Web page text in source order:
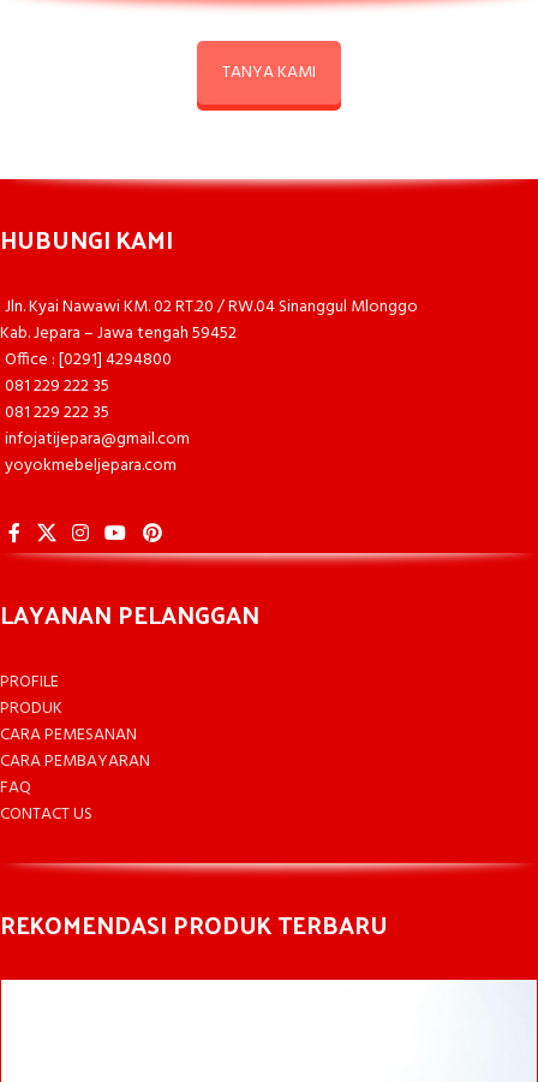
TANYA KAMI
HUBUNGI KAMI
Jln. Kyai Nawawi KM. 02 RT.20 / RW.04 Sinanggul Mlonggo
Kab. Jepara – Jawa tengah 59452
Office : [0291] 4294800
081 229 222 35
081 229 222 35
infojatijepara@gmail.com
yoyokmebeljepara.com
LAYANAN PELANGGAN
PROFILE
PRODUK
CARA PEMESANAN
CARA PEMBAYARAN
FAQ
CONTACT US
REKOMENDASI PRODUK TERBARU